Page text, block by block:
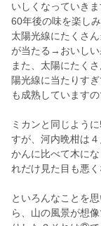
いしくなっていきま
60年後の味を楽し
太陽光線にたくさ
が当たる→おいしい
また、太陽にたく
陽光線に当たりす
も成熟しています
ミカンと同じよう
すが、河内晩柑は
かんに比べて木に
れだけ見た目も悪
といろんなことを
ら、山の風景が想